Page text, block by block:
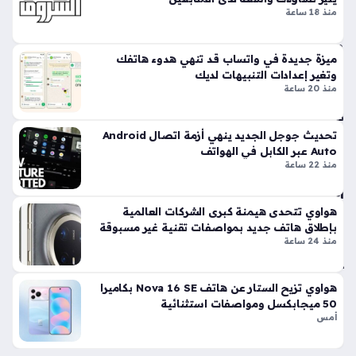
ه
8
سا
عا
ت
مو
اخت
راق
ات
هات
في
ذكي
ة
ح
المكالمات الإعلانية غير المرغوب فيها بشكل جذري. تأتي هذه
منذ 18 ساعة
ميزة جديدة في واتساب قد تنهي هدوء هاتفك
وتغير إعدادات التنبيهات لديك
منذ 20 ساعة
تحديث جوجل الجديد ينهي أزمة اتصال Android
Auto عبر الكابل في الهواتف
منذ 22 ساعة
هواوي تتحدى هيمنة كبرى الشركات العالمية
بإطلاق هاتف جديد بمواصفات تقنية غير مسبوقة
منذ 24 ساعة
هواوي تزيح الستار عن هاتف Nova 16 SE بكاميرا
50 ميجابكسل ومواصفات استثنائية
أمس